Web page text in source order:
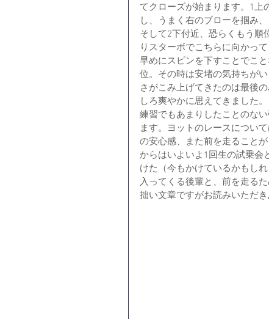
てクローズが始まります。1上
し、うまく右のブローを掴み
そして2下付近、恐らくもう順
りスターボでこちらに向かっ
早めにスピンを下すことでこ
位。その時は安堵の気持ちが
さがこみ上げてきたのは最後
しろ爽やかに思えてきました。
練習でもあまりしたことのな
ます。ヨットのレースについ
の安心感、また前を走ること
からはいよいよ1回生の試乗会
けた（今もかけているかもし
入ってくる後輩と、前を走る
拙い文章ですがお読みいただ